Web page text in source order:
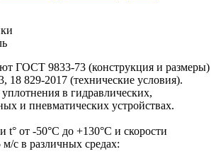
ГОСТ 9833-73 (конструкция и размеры)
829-2017 (технические условия).
в гидравлических,
и пневматических устройствах.
t° от -50°С до +130°С и скорости
с в различных средах: